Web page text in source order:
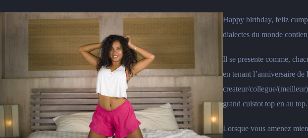
Happy birthday, feliz
dialectes du monde
Il se presente comme,
en tenant l’anniversaire
createur/collegue/
grand cuistot top en au
Lorsque vous amenez